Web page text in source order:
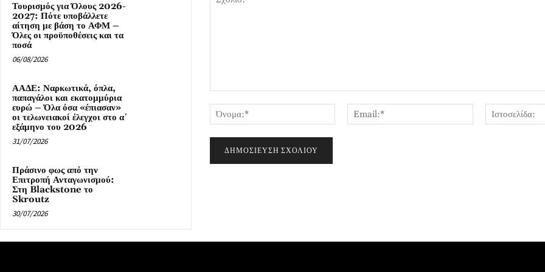
Τουρισμός για Όλους 2026-
2027: Πότε υποβάλλετε
αίτηση με βάση το ΑΦΜ –
Όλες οι προϋποθέσεις και τα
ποσά
06/08/2026
ΑΑΔΕ: Ναρκωτικά, όπλα,
παπαγάλοι και εκατομμύρια
ευρώ – Όλα όσα «έπιασαν»
οι τελωνειακοί έλεγχοι στο α΄
εξάμηνο του 2026
31/07/2026
Πράσινο φως από την
Επιτροπή Ανταγωνισμού:
Στη Blackstone το
Skroutz
30/07/2026
Όνομα:*
Email:*